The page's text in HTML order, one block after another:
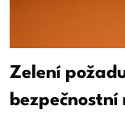
Zelení
bezpečnostní